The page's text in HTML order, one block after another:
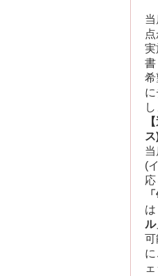
実
書
希
し
(
応
は
ル
可